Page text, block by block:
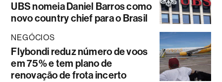
UBS nomeia Daniel Barros como
novo country chief para o Brasil
NEGÓCIOS
Flybondi reduz número de voos
em 75% e tem plano de
renovação de frota incerto